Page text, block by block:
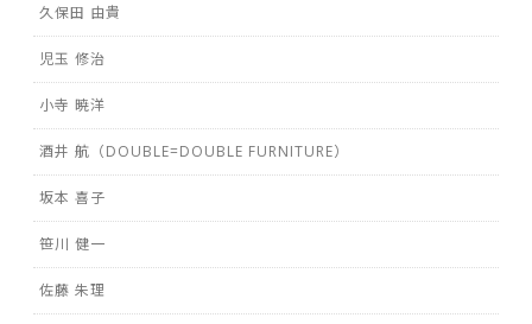
久保田 由貴
児玉 修治
小寺 暁洋
酒井 航（DOUBLE=DOUBLE FURNITURE）
坂本 喜子
笹川 健一
佐藤 朱理